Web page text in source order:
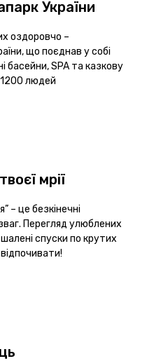
України
оздоровчо –
що поєднав у собі
басейни, SPA та казкову
людей
мрії
– це безкінечні
Перегляд улюблених
спуски по крутих